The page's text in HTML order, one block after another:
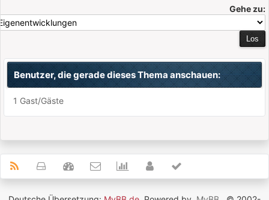
Gehe zu:
Benutzer, die gerade dieses Thema anschauen:
1 Gast/Gäste